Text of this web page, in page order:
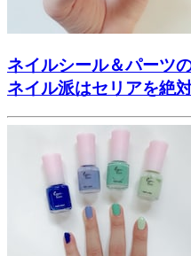
ネイルシール＆パーツ
ネイル派はセリアを絶